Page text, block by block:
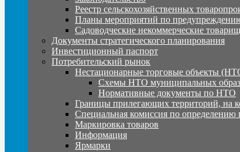
Реестр сельскохозяйственных
Планы мероприятий по
Садоводческие некоммерческие
Документы стратегического планирования
Инвестиционный паспорт
Потребительский рынок
Нестационарные торговые объекты
Схемы НТО муниципальных
Нормативные документы по НТО
Границы прилегающих территорий, на
Специальная комиссия по определению
Маркировка товаров
Информация
Ярмарки